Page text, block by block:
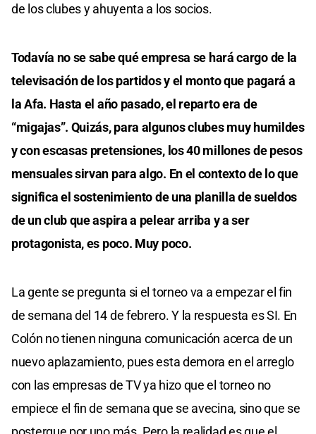
de los clubes y ahuyenta a los socios.
Todavía no se sabe qué empresa se hará cargo de la
televisación de los partidos y el monto que pagará a
la Afa. Hasta el año pasado, el reparto era de
“migajas”. Quizás, para algunos clubes muy humildes
y con escasas pretensiones, los 40 millones de pesos
mensuales sirvan para algo. En el contexto de lo que
significa el sostenimiento de una planilla de sueldos
de un club que aspira a pelear arriba y a ser
protagonista, es poco. Muy poco.
La gente se pregunta si el torneo va a empezar el fin
de semana del 14 de febrero. Y la respuesta es SI. En
Colón no tienen ninguna comunicación acerca de un
nuevo aplazamiento, pues esta demora en el arreglo
con las empresas de TV ya hizo que el torneo no
empiece el fin de semana que se avecina, sino que se